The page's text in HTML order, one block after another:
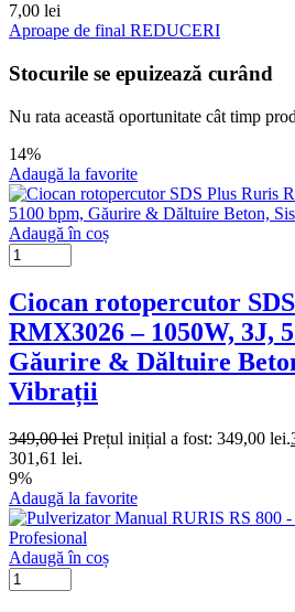
7,00 lei
Aproape de final REDUCERI
Stocurile se epuizează curând
Nu rata această oportunitate cât timp
14%
Adaugă la favorite
Adaugă în coș
Ciocan rotopercutor
RMX3026 – 1050W, 3J,
Găurire & Dăltuire
Vibrații
349,00lei Prețul inițial a fost: 349,00 lei.
301,61 lei.
9%
Adaugă la favorite
Adaugă în coș